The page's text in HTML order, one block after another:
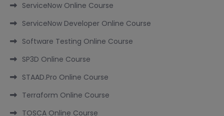
ServiceNow Online Course
ServiceNow Developer Online Course
Software Testing Online Course
SP3D Online Course
STAAD.Pro Online Course
Terraform Online Course
TOSCA Online Course